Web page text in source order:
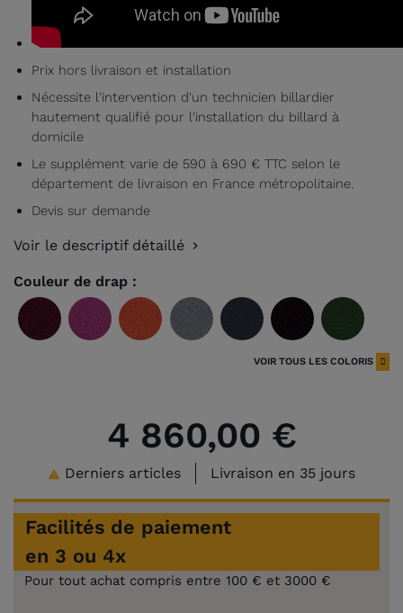
Prix hors livraison et installation
Nécessite l'intervention d'un technicien billardier
hautement qualifié pour l'installation du billard à
domicile
Le supplément varie de 590 à 690 € TTC selon le
département de livraison en France métropolitaine.
Devis sur demande
Voir le descriptif détaillé
Couleur de drap :
Wine Fushia Orange Gris
Gris
ardoise
Noir
Rouge BordeauxBleu
Bleu
électrique
Bleu
pétrole
Spruce Camel
VOIR TOUS LES COLORIS
4 860,00 €
 Derniers articles Livraison en 35 jours
Facilités de paiement
en 3 ou 4x
Pour tout achat compris entre 100 € et 3000 €